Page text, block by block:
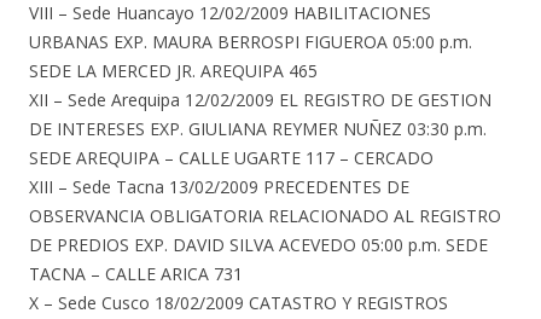
VIII – Sede Huancayo 12/02/2009 HABILITACIONES
URBANAS EXP. MAURA BERROSPI FIGUEROA 05:00 p.m.
SEDE LA MERCED JR. AREQUIPA 465
XII – Sede Arequipa 12/02/2009 EL REGISTRO DE GESTION
DE INTERESES EXP. GIULIANA REYMER NUÑEZ 03:30 p.m.
SEDE AREQUIPA – CALLE UGARTE 117 – CERCADO
XIII – Sede Tacna 13/02/2009 PRECEDENTES DE
OBSERVANCIA OBLIGATORIA RELACIONADO AL REGISTRO
DE PREDIOS EXP. DAVID SILVA ACEVEDO 05:00 p.m. SEDE
TACNA – CALLE ARICA 731
X – Sede Cusco 18/02/2009 CATASTRO Y REGISTROS